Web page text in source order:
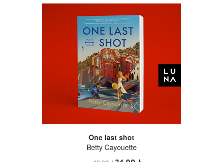
One last shot
Betty Cayouette